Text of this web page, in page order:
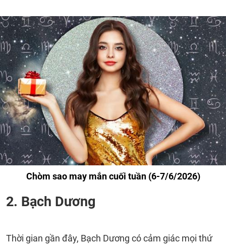
Chòm sao may mắn cuối tuần (6-7/6/2026)
2. Bạch Dương
Thời gian gần đây, Bạch Dương có cảm giác mọi thứ